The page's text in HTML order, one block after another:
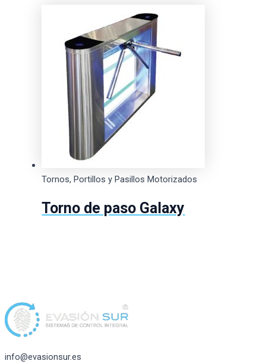
Tornos, Portillos y Pasillos Motorizados
Torno de paso Galaxy
info@evasionsur.es